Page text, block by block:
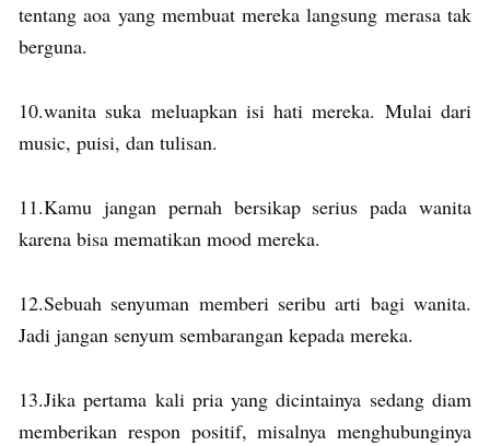
tentang aoa yang membuat mereka langsung merasa tak
berguna.
10.wanita suka meluapkan isi hati mereka. Mulai dari
music, puisi, dan tulisan.
11.Kamu jangan pernah bersikap serius pada wanita
karena bisa mematikan mood mereka.
12.Sebuah senyuman memberi seribu arti bagi wanita.
Jadi jangan senyum sembarangan kepada mereka.
13.Jika pertama kali pria yang dicintainya sedang diam
memberikan respon positif, misalnya menghubunginya